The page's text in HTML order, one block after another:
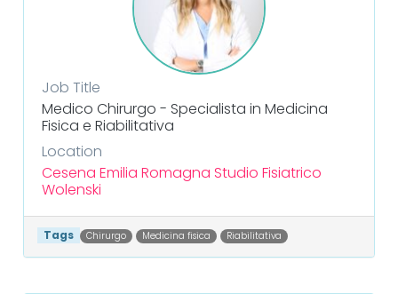
Job Title
Medico Chirurgo - Specialista in Medicina
Fisica e Riabilitativa
Location
Cesena Emilia Romagna Studio Fisiatrico
Wolenski
Tags Chirurgo Medicina fisica Riabilitativa